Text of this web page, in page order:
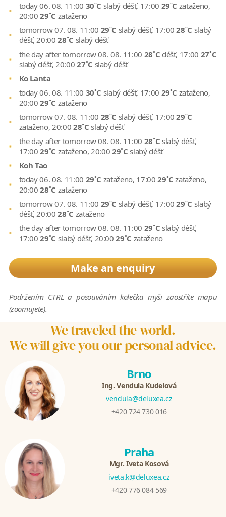
today 06. 08. 11:00 30˚C slabý déšť, 17:00 29˚C zataženo,
20:0029˚C zataženo
tomorrow 07. 08. 11:00 29˚C slabý déšť, 17:0028˚C slabý
déšť, 20:0028˚C slabý déšť
the day after tomorrow 08. 08. 11:00 28˚C déšť, 17:00 27˚C
slabý déšť, 20:0027˚C slabý déšť
Ko Lanta
today 06. 08. 11:00 30˚C slabý déšť, 17:00 29˚C zataženo,
20:0029˚C zataženo
tomorrow 07. 08. 11:00 28˚C slabý déšť, 17:0029˚C
zataženo, 20:00 28˚C slabý déšť
the day after tomorrow 08. 08. 11:00 28˚C slabý déšť,
17:0029˚C zataženo, 20:0029˚C slabý déšť
Koh Tao
today 06. 08. 11:00 29˚C zataženo, 17:0029˚C zataženo,
20:0028˚C zataženo
tomorrow 07. 08. 11:00 29˚C slabý déšť, 17:0029˚C slabý
déšť, 20:0028˚C zataženo
the day after tomorrow 08. 08. 11:00 29˚C slabý déšť,
17:0029˚C slabý déšť, 20:0029˚C zataženo
Make an enquiry
Podržením CTRL a posouváním kolečka myši zaostříte mapu
(zoomujete).
We traveled the world.
We will give you our personal advice.
Brno
Ing. Vendula Kudelová
vendula@deluxea.cz
+420 724 730 016
Praha
Mgr. Iveta Kosová
iveta.k@deluxea.cz
+420 776 084 569